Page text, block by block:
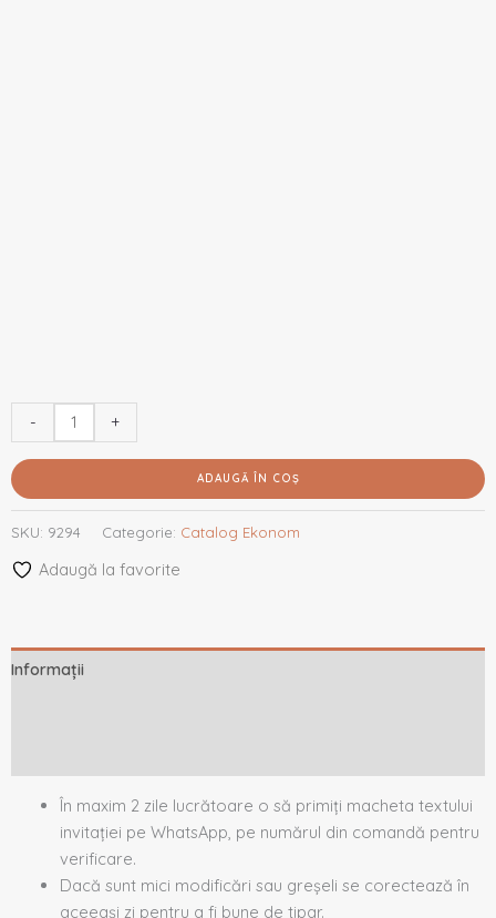
- +
ADAUGĂ ÎN COȘ
SKU: 9294 Categorie: Catalog Ekonom
Adaugă la favorite
Informații
În maxim 2 zile lucrătoare o să primiți macheta textului
invitației pe WhatsApp, pe numărul din comandă pentru
verificare.
Dacă sunt mici modificări sau greșeli se corectează în
aceeași zi pentru a fi bune de tipar.